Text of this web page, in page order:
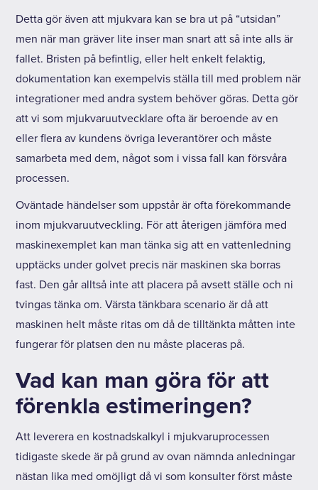
Detta gör även att mjukvara kan se bra ut på “utsidan”
men när man gräver lite inser man snart att så inte alls är
fallet. Bristen på befintlig, eller helt enkelt felaktig,
dokumentation kan exempelvis ställa till med problem när
integrationer med andra system behöver göras. Detta gör
att vi som mjukvaruutvecklare ofta är beroende av en
eller flera av kundens övriga leverantörer och måste
samarbeta med dem, något som i vissa fall kan försvåra
processen.
Oväntade händelser som uppstår är ofta förekommande
inom mjukvaruutveckling. För att återigen jämföra med
maskinexemplet kan man tänka sig att en vattenledning
upptäcks under golvet precis när maskinen ska borras
fast. Den går alltså inte att placera på avsett ställe och ni
tvingas tänka om. Värsta tänkbara scenario är då att
maskinen helt måste ritas om då de tilltänkta måtten inte
fungerar för platsen den nu måste placeras på.
Vad kan man göra för att
förenkla estimeringen?
Att leverera en kostnadskalkyl i mjukvaruprocessen
tidigaste skede är på grund av ovan nämnda anledningar
nästan lika med omöjligt då vi som konsulter först måste